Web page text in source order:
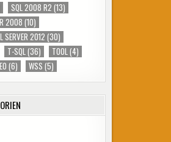
SQL 2008 R2 (13)
2008 (10)
SERVER 2012(30)
T-SQL(36) TOOL(4)
(6) WSS (5)